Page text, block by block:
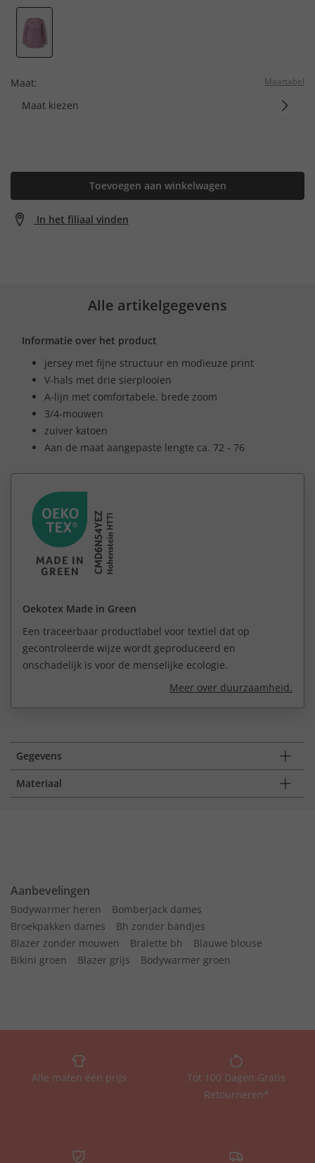
Maat: Maattabel
Maat kiezen
Toevoegen aan winkelwagen
In het filiaal vinden
Alle artikelgegevens
Informatie over het product
jersey met fijne structuur en modieuze print
V-hals met drie sierplooien
A-lijn met comfortabele, brede zoom
3/4-mouwen
zuiver katoen
Aan de maat aangepaste lengte ca. 72 - 76
Oekotex Made in Green
Een traceerbaar productlabel voor textiel dat op
gecontroleerde wijze wordt geproduceerd en
onschadelijk is voor de menselijke ecologie.
Meer over duurzaamheid.
Gegevens
Materiaal
Aanbevelingen
Bodywarmer heren
Bomberjack dames
Broekpakken dames
Bh zonder bandjes
Blazer zonder mouwen
Bralette bh
Blauwe blouse
Bikini groen
Blazer grijs Bodywarmer groen
Alle maten één prijs
Tot 100 Dagen Gratis
Retourneren*